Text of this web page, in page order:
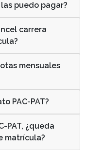
puedo pagar?
carrera
mensuales
PAC-PAT?
PAT, ¿queda
matrícula?